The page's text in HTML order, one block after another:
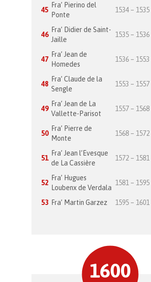
45
Fra’ Pierino del
Ponte
1534 – 1535
46
Fra’ Didier de Saint-
Jaille
1535 – 1536
47
Fra’ Jean de
Homedes
1536 – 1553
48
Fra’ Claude de la
Sengle
1553 – 1557
49
Fra’ Jean de La
Vallette-Parisot
1557 – 1568
50
Fra’ Pierre de
Monte
1568 – 1572
51
Fra’ Jean l’Evesque
de La Cassière
1572 – 1581
52
Fra’ Hugues
Loubenx de Verdala
1581 – 1595
53 Fra’ Martin Garzez 1595 – 1601
1600